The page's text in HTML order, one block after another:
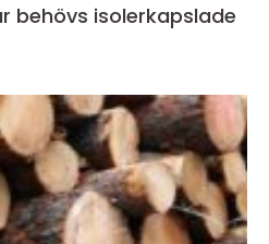
behövs isolerkapslade